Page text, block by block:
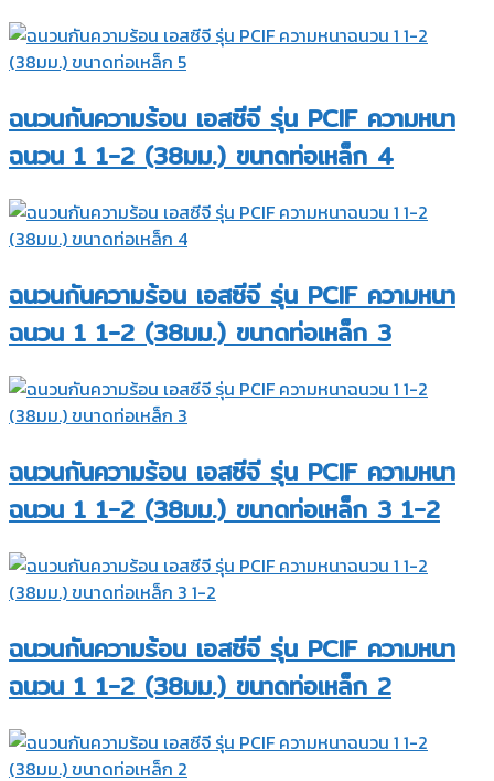
ฉนวนกันความร้อน เอสซีจี รุ่น PCIF ความหนา
ฉนวน 1 1-2 (38มม.) ขนาดท่อเหล็ก 4
ฉนวนกันความร้อน เอสซีจี รุ่น PCIF ความหนา
ฉนวน 1 1-2 (38มม.) ขนาดท่อเหล็ก 3
ฉนวนกันความร้อน เอสซีจี รุ่น PCIF ความหนา
ฉนวน 1 1-2 (38มม.) ขนาดท่อเหล็ก 3 1-2
ฉนวนกันความร้อน เอสซีจี รุ่น PCIF ความหนา
ฉนวน 1 1-2 (38มม.) ขนาดท่อเหล็ก 2